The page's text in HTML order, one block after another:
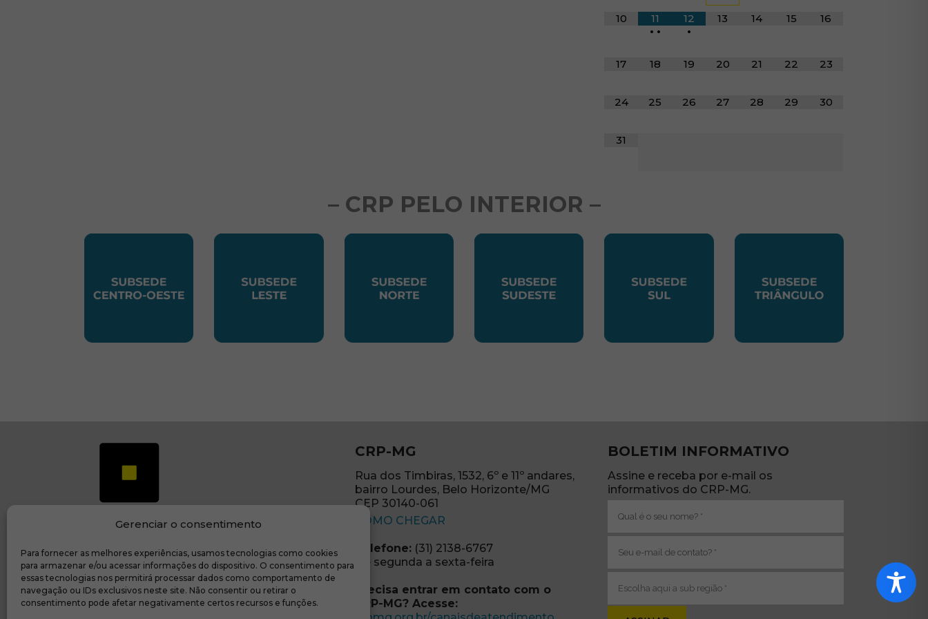
Gerenciar o consentimento
Para fornecer as melhores experiências, usamos tecnologias como cookies
para armazenar e/ou acessar informações do dispositivo. O consentimento para
essas tecnologias nos permitirá processar dados como comportamento de
navegação ou IDs exclusivos neste site. Não consentir ou retirar o
consentimento pode afetar negativamente certos recursos e funções.
10
11
• •
12
•
13 14 15 16
17 18 19 20 21 22 23
24 25 26 27 28 29 30
31
– CRP PELO INTERIOR –
Transparência e prestação de contas(abre em nova janela)
CRP-MG
Rua dos Timbiras, 1532, 6º e 11º andares,
bairro Lourdes, Belo Horizonte/MG
CEP 30140-061
COMO CHEGAR(abre em nova janela)
Telefone:(31) 2138-6767
De segunda a sexta-feira
Precisa entrar em contato com o
CRP-MG? Acesse:
(abre em nova janela)
BOLETIM INFORMATIVO
Assine e receba por e-mail os
informativos do CRP-MG.
(obrigatório)
mail
região
(obrigatório)